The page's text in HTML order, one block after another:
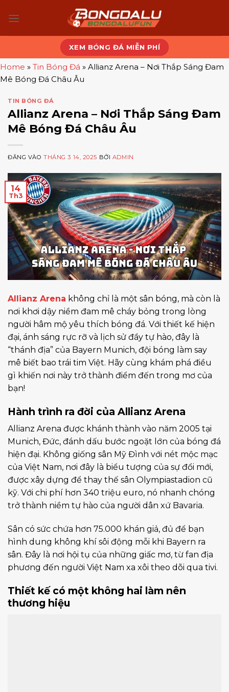
qua
XEM BÓNG ĐÁ MIỄN PHÍ
Home » Tin Bóng Đá » Allianz Arena – Nơi Thắp Sáng Đam
Mê Bóng Đá Châu Âu
TIN BÓNG ĐÁ
Allianz Arena – Nơi Thắp Sáng Đam
Mê Bóng Đá Châu Âu
ĐĂNG VÀOTHÁNG 3 14, 2025 BỞI ADMIN
14
Th3
Allianz Arena không chỉ là một sân bóng, mà còn là
nơi khơi dậy niềm đam mê cháy bỏng trong lòng
người hâm mộ yêu thích bóng đá. Với thiết kế hiện
đại, ánh sáng rực rỡ và lịch sử đầy tự hào, đây là
“thánh địa” của Bayern Munich, đội bóng làm say
mê biết bao trái tim Việt. Hãy cùng khám phá điều
gì khiến nơi này trở thành điểm đến trong mơ của
bạn!
Hành trình ra đời của Allianz Arena
Allianz Arena được khánh thành vào năm 2005 tại
Munich, Đức, đánh dấu bước ngoặt lớn của bóng đá
hiện đại. Không giống sân Mỹ Đình với nét mộc mạc
của Việt Nam, nơi đây là biểu tượng của sự đổi mới,
được xây dựng để thay thế sân Olympiastadion cũ
kỹ. Với chi phí hơn 340 triệu euro, nó nhanh chóng
trở thành niềm tự hào của người dân xứ Bavaria.
Sân có sức chứa hơn 75.000 khán giả, đủ để bạn
hình dung không khí sôi động mỗi khi Bayern ra
sân. Đây là nơi hội tụ của những giấc mơ, từ fan địa
phương đến người Việt Nam xa xôi theo dõi qua tivi.
Thiết kế có một không hai làm nên
thương hiệu